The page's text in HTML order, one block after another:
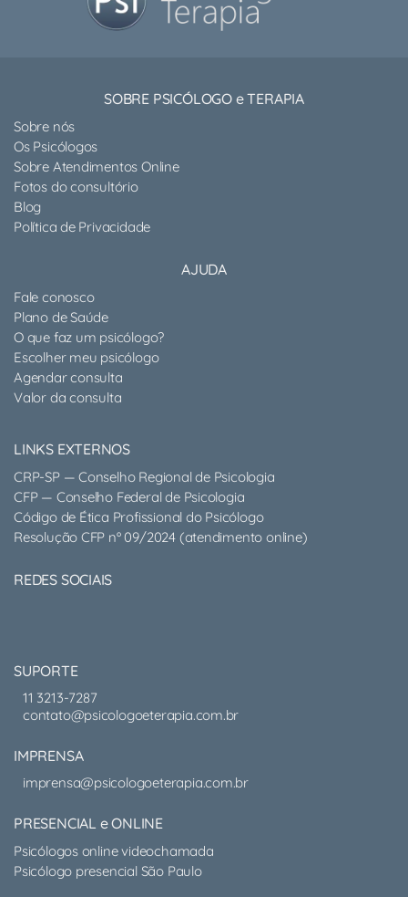
SOBRE PSICÓLOGO e TERAPIA
Sobre nós
Os Psicólogos
Sobre Atendimentos Online
Fotos do consultório
Blog
Política de Privacidade
AJUDA
Fale conosco
Plano de Saúde
O que faz um psicólogo?
Escolher meu psicólogo
Agendar consulta
Valor da consulta
LINKS EXTERNOS
CRP-SP — Conselho Regional de Psicologia
CFP — Conselho Federal de Psicologia
Código de Ética Profissional do Psicólogo
Resolução CFP nº 09/2024 (atendimento online)
REDES SOCIAIS
SUPORTE
11 3213-7287
contato@psicologoeterapia.com.br
IMPRENSA
imprensa@psicologoeterapia.com.br
PRESENCIAL e ONLINE
Psicólogos online videochamada
Psicólogo presencial São Paulo